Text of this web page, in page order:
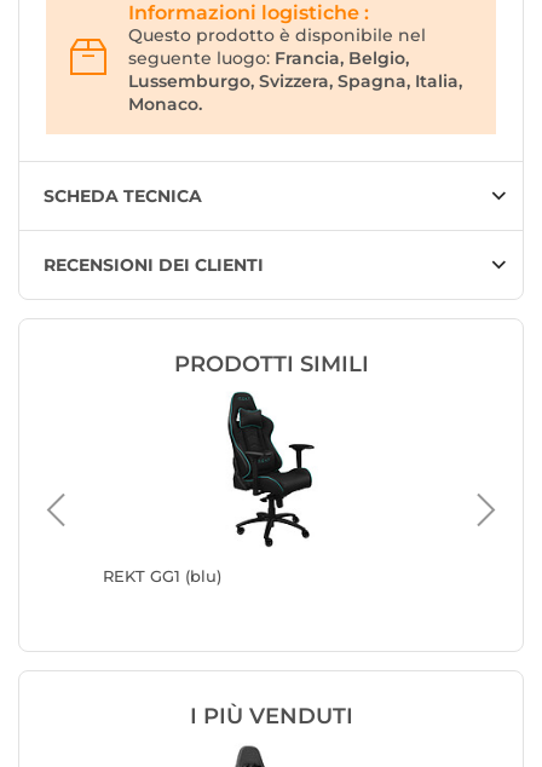
Informazioni logistiche :
Questo prodotto è disponibile nel
seguente luogo: Francia, Belgio,
Lussemburgo, Svizzera, Spagna, Italia,
Monaco.
SCHEDA TECNICA
RECENSIONI DEI CLIENTI
PRODOTTI SIMILI
REKT GG1 (blu)
I PIÙ VENDUTI